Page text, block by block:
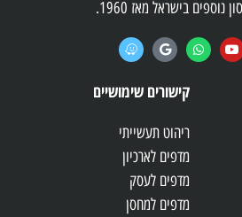
נוספים בישראל מאז 1960.
קישורים שימושיים
ריהוט תעשייתי
מדפים לארכיון
מדפים לעסק
מדפים למחסן